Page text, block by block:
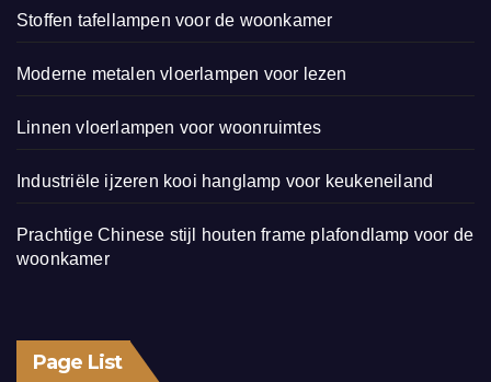
Stoffen tafellampen voor de woonkamer
Moderne metalen vloerlampen voor lezen
Linnen vloerlampen voor woonruimtes
Industriële ijzeren kooi hanglamp voor keukeneiland
Prachtige Chinese stijl houten frame plafondlamp voor de
woonkamer
Page List